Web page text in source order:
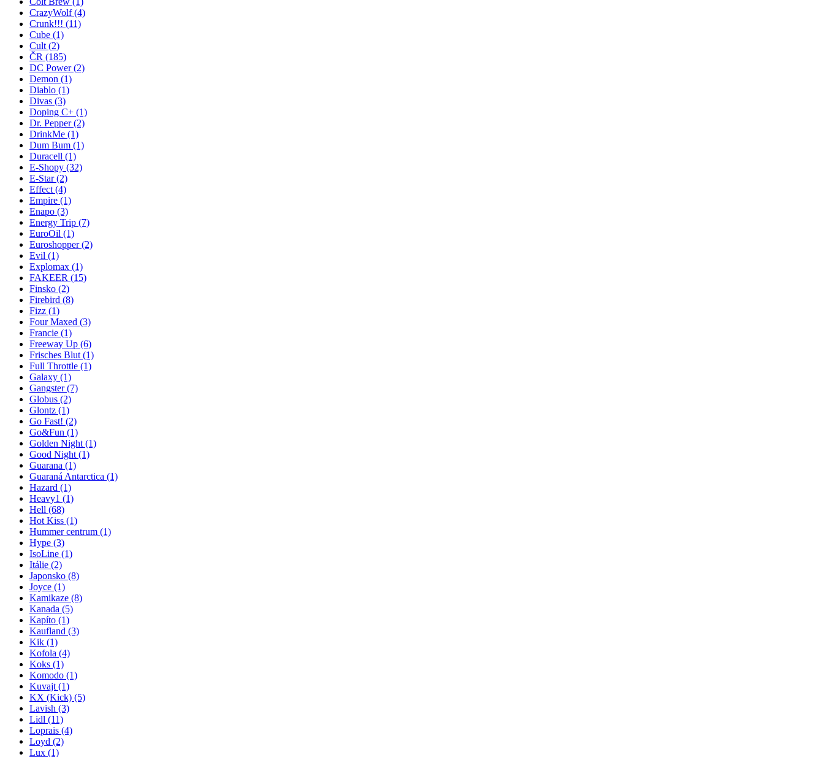
CrazyWolf(4)
Crunk!!! (11)
Cube (1)
Cult (2)
ČR (185)
DC Power(2)
Demon (1)
Diablo (1)
Divas (3)
Doping C+ (1)
Dr. Pepper(2)
DrinkMe (1)
Dum Bum (1)
Duracell (1)
E-Shopy (32)
E-Star(2)
Effect (4)
Empire (1)
Enapo (3)
Energy Trip (7)
EuroOil (1)
Euroshopper(2)
Evil (1)
Explomax (1)
FAKEER (15)
Finsko (2)
Firebird (8)
Fizz (1)
Four Maxed (3)
Francie (1)
Freeway Up (6)
Frisches Blut (1)
Full Throttle (1)
Galaxy (1)
Gangster(7)
Globus (2)
Glontz (1)
Go Fast! (2)
Go&Fun (1)
Golden Night (1)
Good Night (1)
Guarana (1)
Guaraná Antarctica (1)
Hazard (1)
Heavy1 (1)
Hell (68)
Hot Kiss (1)
Hummer centrum (1)
Hype (3)
IsoLine (1)
Itálie (2)
Japonsko (8)
Joyce (1)
Kamikaze (8)
Kanada (5)
Kapíto (1)
Kaufland (3)
Kik (1)
Kofola (4)
Koks (1)
Komodo (1)
Kuvajt (1)
KX (Kick) (5)
Lavish (3)
Lidl (11)
Loprais (4)
Loyd (2)
Lux (1)